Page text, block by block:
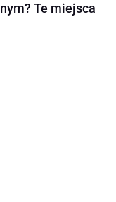
Te miejsca